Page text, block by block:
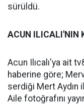
sürüldü.
ACUN ILICALI'NIN
Acun Ilıcalı'ya ait
haberine göre;
serdiği Mert Aydın
Aile fotoğrafını